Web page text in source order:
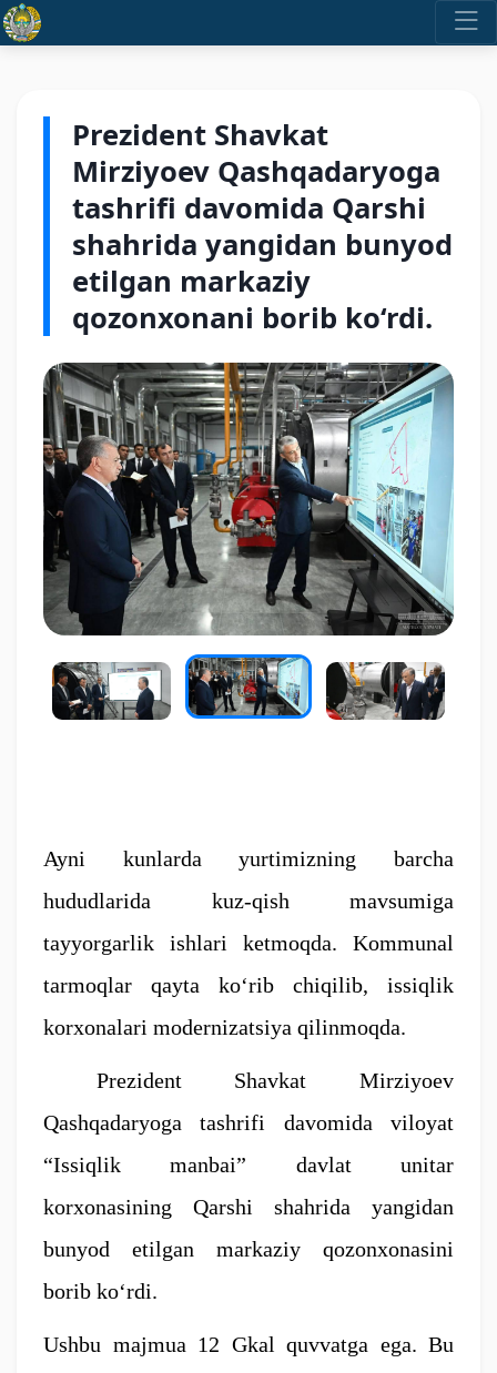
Prezident Shavkat
Mirziyoev Qashqadaryoga
tashrifi davomida Qarshi
shahrida yangidan bunyod
etilgan markaziy
qozonxonani borib ko‘rdi.
Ayni kunlarda yurtimizning barcha
hududlarida kuz-qish mavsumiga
tayyorgarlik ishlari ketmoqda. Kommunal
tarmoqlar qayta ko‘rib chiqilib, issiqlik
korxonalari modernizatsiya qilinmoqda.
Prezident Shavkat Mirziyoev
Qashqadaryoga tashrifi davomida viloyat
“Issiqlik manbai” davlat unitar
korxonasining Qarshi shahrida yangidan
bunyod etilgan markaziy qozonxonasini
borib ko‘rdi.
Ushbu majmua 12 Gkal quvvatga ega. Bu